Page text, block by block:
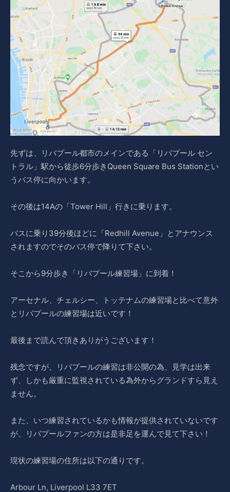
先ずは、リバプール都市のメインである「リバプール セン
トラル」駅から徒歩6分歩きQueen Square Bus Stationとい
うバス停に向かいます。
その後は14Aの「Tower Hill」行きに乗ります。
バスに乗り39分後ほどに「Redhill Avenue」とアナウンス
されますのでそのバス停で降りて下さい。
そこから9分歩き「リバプール練習場」に到着！
アーセナル、チェルシー、トッテナムの練習場と比べて意外
とリバプールの練習場は近いです！
最後まで読んで頂きありがうございます！
残念ですが、リバプールの練習は非公開の為、見学は出来
ず、しかも厳重に監視されている為外からグランドすら見え
ません。
また、いつ練習されているかも情報が提供されていないです
が、リバプールファンの方は是非足を運んで見て下さい！
現状の練習場の住所は以下の通りです。
Arbour Ln, Liverpool L33 7ET